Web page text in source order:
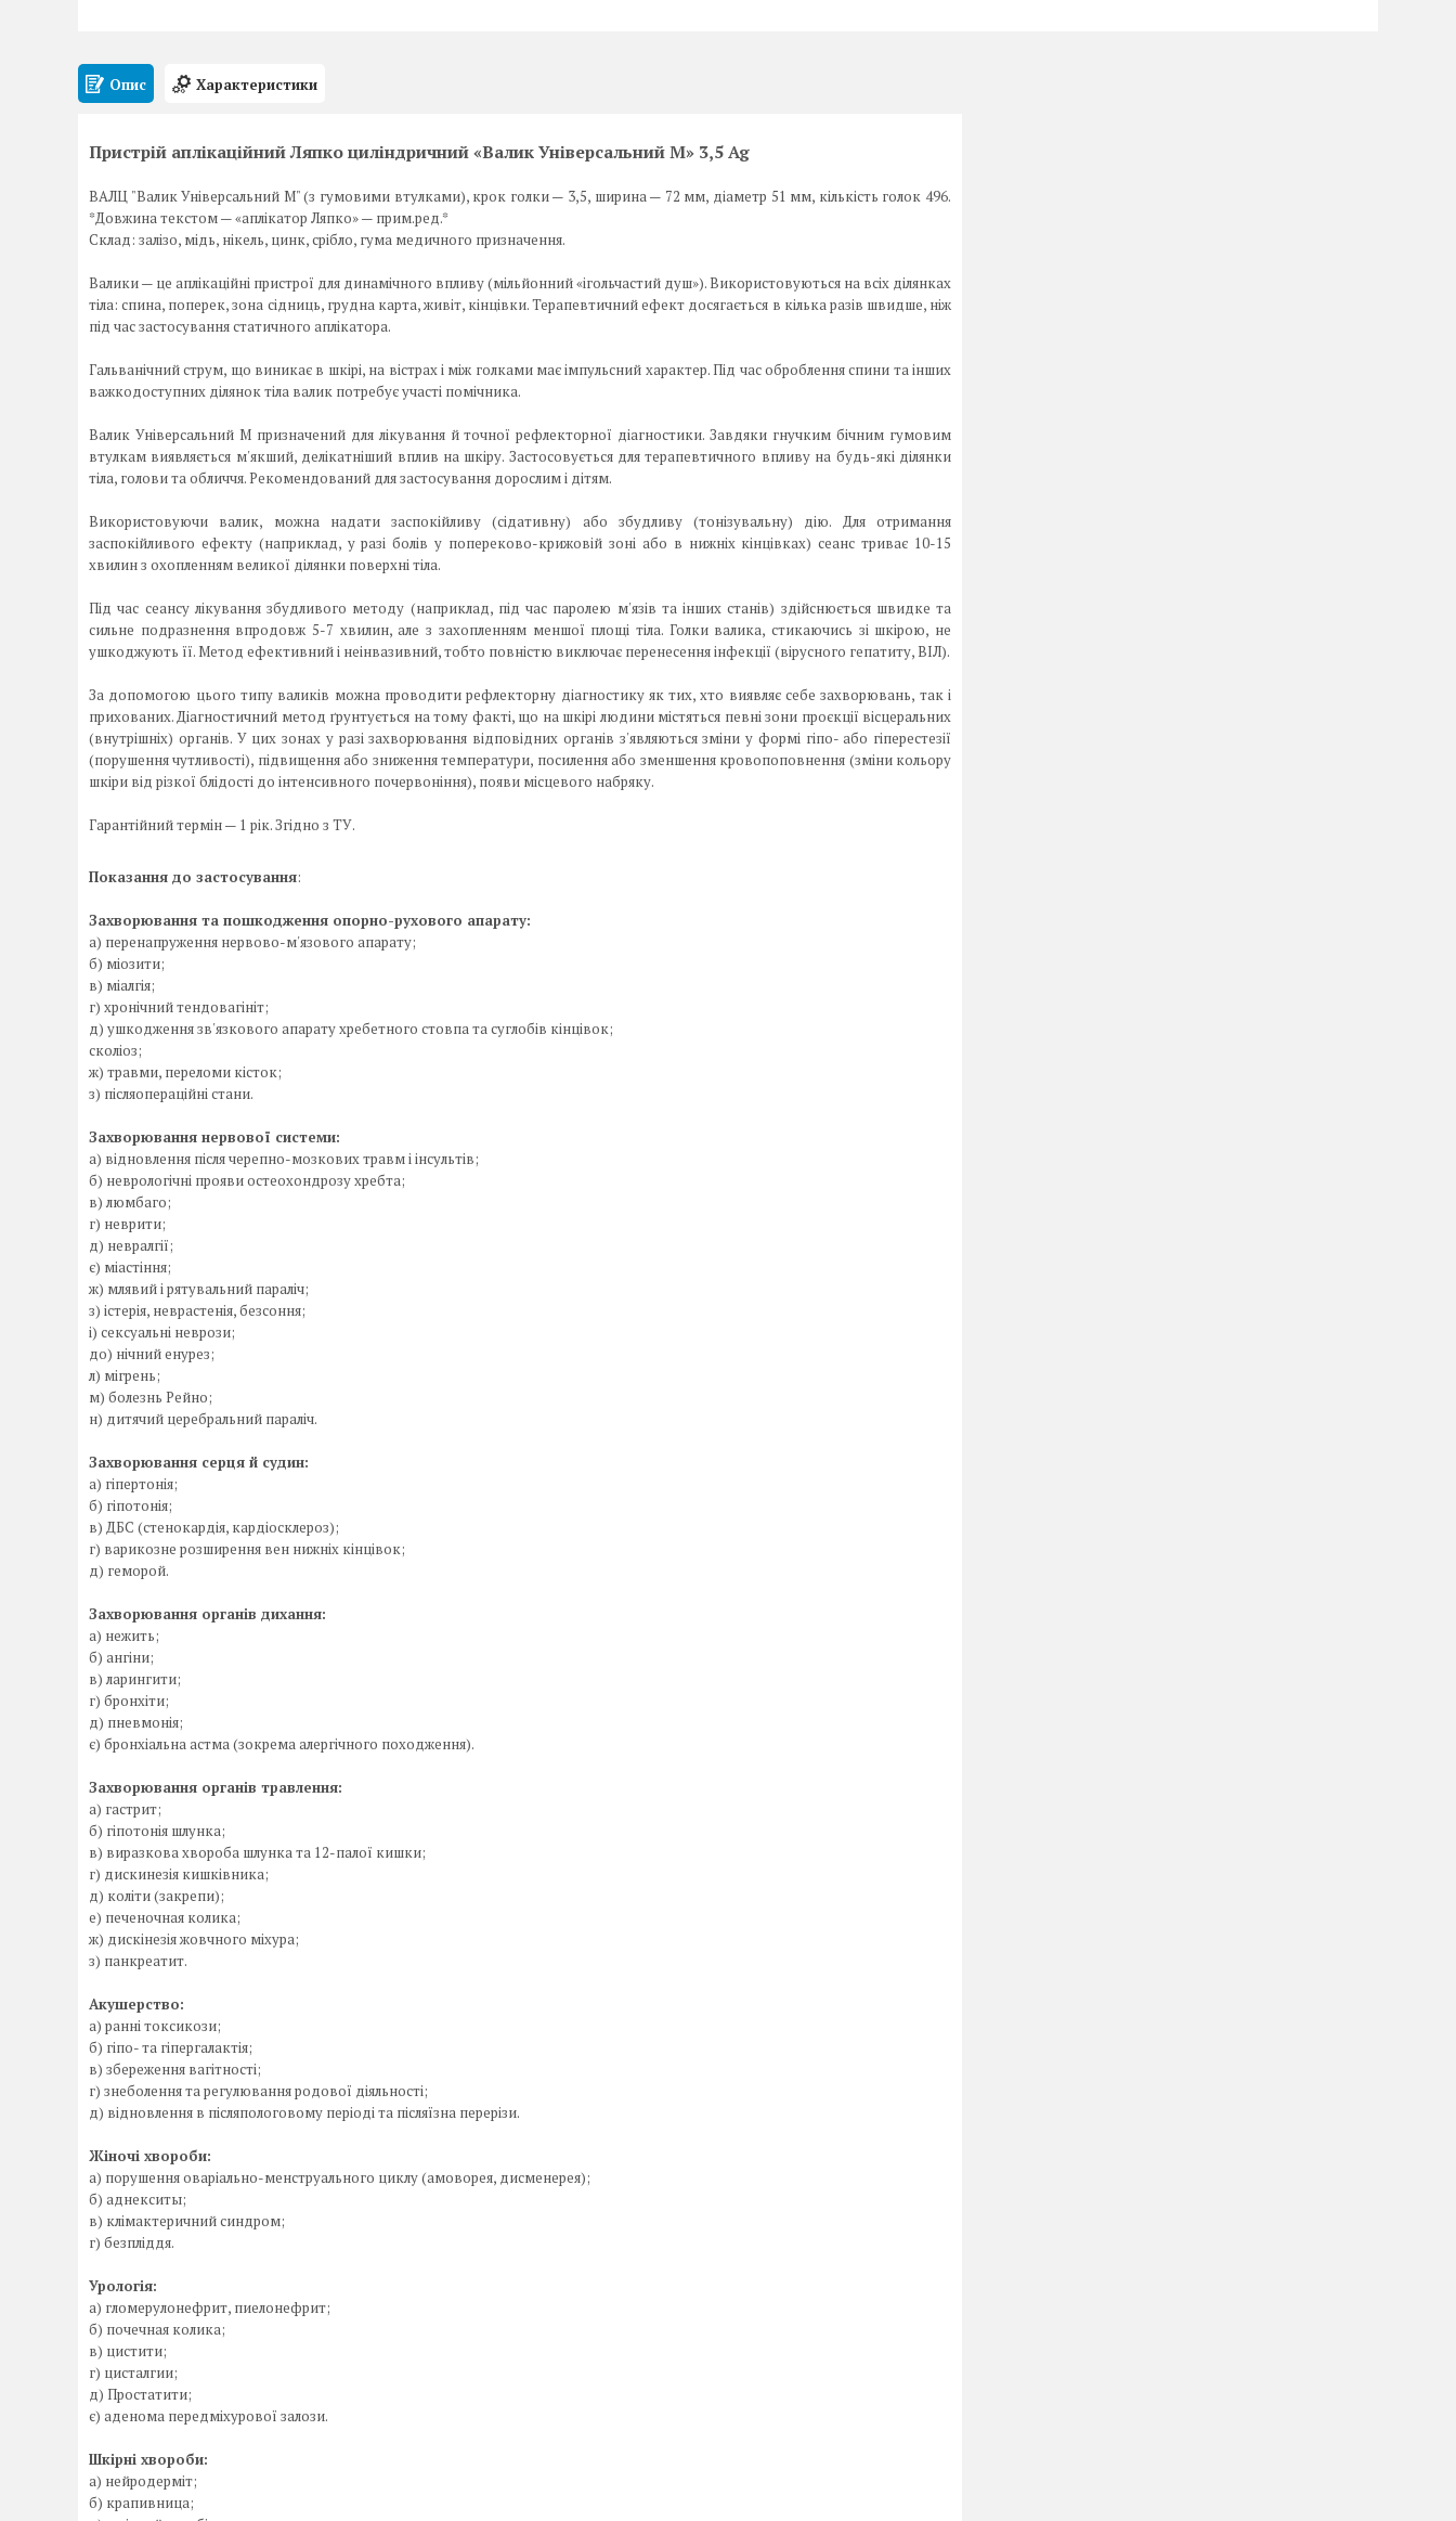
Опис Характеристики
Пристрій аплікаційний Ляпко циліндричний «Валик Універсальний М» 3,5 Ag
ВАЛЦ "Валик Універсальний М" (з гумовими втулками), крок голки — 3,5, ширина — 72 мм, діаметр 51 мм, кількість голок 496.
*Довжина текстом — «аплікатор Ляпко» — прим.ред.*
Склад: залізо, мідь, нікель, цинк, срібло, гума медичного призначення.
Валики — це аплікаційні пристрої для динамічного впливу (мільйонний «ігольчастий душ»). Використовуються на всіх ділянках
тіла: спина, поперек, зона сідниць, грудна карта, живіт, кінцівки. Терапевтичний ефект досягається в кілька разів швидше, ніж
під час застосування статичного аплікатора.
Гальванічний струм, що виникає в шкірі, на вістрах і між голками має імпульсний характер. Під час оброблення спини та інших
важкодоступних ділянок тіла валик потребує участі помічника.
Валик Універсальний М призначений для лікування й точної рефлекторної діагностики. Завдяки гнучким бічним гумовим
втулкам виявляється м'якший, делікатніший вплив на шкіру. Застосовується для терапевтичного впливу на будь-які ділянки
тіла, голови та обличчя. Рекомендований для застосування дорослим і дітям.
Використовуючи валик, можна надати заспокійливу (сідативну) або збудливу (тонізувальну) дію. Для отримання
заспокійливого ефекту (наприклад, у разі болів у попереково-крижовій зоні або в нижніх кінцівках) сеанс триває 10-15
хвилин з охопленням великої ділянки поверхні тіла.
Під час сеансу лікування збудливого методу (наприклад, під час паролею м'язів та інших станів) здійснюється швидке та
сильне подразнення впродовж 5-7 хвилин, але з захопленням меншої площі тіла. Голки валика, стикаючись зі шкірою, не
ушкоджують її. Метод ефективний і неінвазивний, тобто повністю виключає перенесення інфекції (вірусного гепатиту, ВІЛ).
За допомогою цього типу валиків можна проводити рефлекторну діагностику як тих, хто виявляє себе захворювань, так і
прихованих. Діагностичний метод ґрунтується на тому факті, що на шкірі людини містяться певні зони проєкції вісцеральних
(внутрішніх) органів. У цих зонах у разі захворювання відповідних органів з'являються зміни у формі гіпо- або гіперестезії
(порушення чутливості), підвищення або зниження температури, посилення або зменшення кровопоповнення (зміни кольору
шкіри від різкої блідості до інтенсивного почервоніння), появи місцевого набряку.
Гарантійний термін — 1 рік. Згідно з ТУ.
Показання до застосування:
Захворювання та пошкодження опорно-рухового апарату:
а) перенапруження нервово-м'язового апарату;
б) міозити;
в) міалгія;
г) хронічний тендовагініт;
д) ушкодження зв'язкового апарату хребетного стовпа та суглобів кінцівок;
сколіоз;
ж) травми, переломи кісток;
з) післяопераційні стани.
Захворювання нервової системи:
а) відновлення після черепно-мозкових травм і інсультів;
б) неврологічні прояви остеохондрозу хребта;
в) люмбаго;
г) неврити;
д) невралгії;
є) міастіння;
ж) млявий і рятувальний параліч;
з) істерія, неврастенія, безсоння;
і) сексуальні неврози;
до) нічний енурез;
л) мігрень;
м) болезнь Рейно;
н) дитячий церебральний параліч.
Захворювання серця й судин:
а) гіпертонія;
б) гіпотонія;
в) ДБС (стенокардія, кардіосклероз);
г) варикозне розширення вен нижніх кінцівок;
д) геморой.
Захворювання органів дихання:
а) нежить;
б) ангіни;
в) ларингити;
г) бронхіти;
д) пневмонія;
є) бронхіальна астма (зокрема алергічного походження).
Захворювання органів травлення:
а) гастрит;
б) гіпотонія шлунка;
в) виразкова хвороба шлунка та 12-палої кишки;
г) дискинезія кишківника;
д) коліти (закрепи);
е) печеночная колика;
ж) дискінезія жовчного міхура;
з) панкреатит.
Акушерство:
а) ранні токсикози;
б) гіпо- та гіпергалактія;
в) збереження вагітності;
г) знеболення та регулювання родової діяльності;
д) відновлення в післяпологовому періоді та післяїзна перерізи.
Жіночі хвороби:
а) порушення оваріально-менструального циклу (амоворея, дисменерея);
б) аднекситы;
в) клімактеричний синдром;
г) безпліддя.
Урологія:
а) гломерулонефрит, пиелонефрит;
б) почечная колика;
в) цистити;
г) цисталгии;
д) Простатити;
є) аденома передміхурової залози.
Шкірні хвороби:
а) нейродерміт;
б) крапивница;